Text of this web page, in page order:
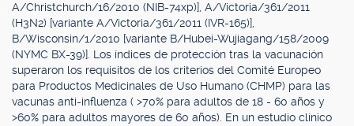
A/Christchurch/16/2010 (NIB-74xp)], A/Victoria/361/2011
(H3N2) [variante A/Victoria/361/2011 (IVR-165)],
B/Wisconsin/1/2010 [variante B/Hubei-Wujiagang/158/2009
(NYMC BX-39)]. Los índices de protección tras la vacunación
superaron los requisitos de los criterios del Comité Europeo
para Productos Medicinales de Uso Humano (CHMP) para las
vacunas anti-influenza ( >70% para adultos de 18 - 60 años y
>60% para adultos mayores de 60 años). En un estudio clínico